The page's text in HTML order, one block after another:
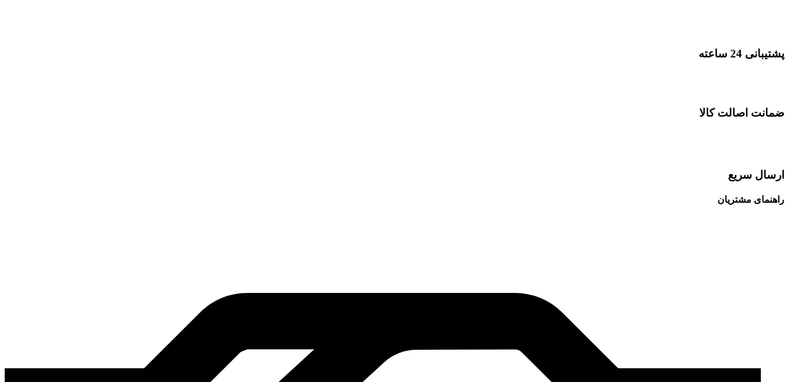
پشتیبانی 24 ساعته
ضمانت اصالت کالا
ارسال سریع
راهنمای مشتریان